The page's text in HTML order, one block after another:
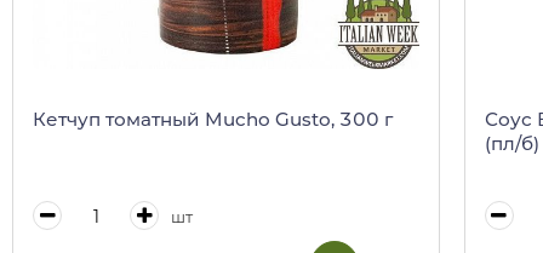
Кетчуп томатный Mucho Gusto, 300 г
шт
Соус
(пл/б)